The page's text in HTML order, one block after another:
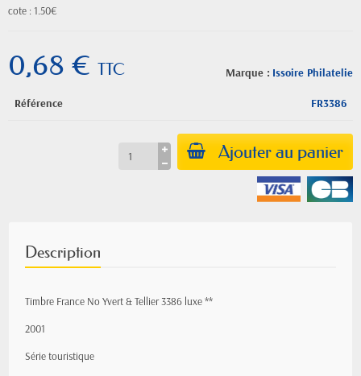
cote : 1.50€
Marque : Issoire Philatelie
0,68 € TTC
Référence FR3386
Ajouter au panier
Description
Timbre France No Yvert & Tellier 3386 luxe **
2001
Série touristique